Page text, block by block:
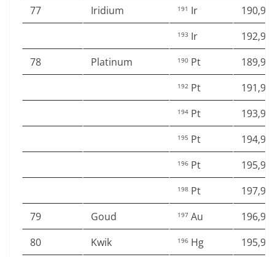
77
Iridium 191 Ir
193 Ir
78
Platinum 190 Pt
192 Pt
194 Pt
195 Pt
196 Pt
198 Pt
79
Goud 197 Au
80
Kwik 196 Hg